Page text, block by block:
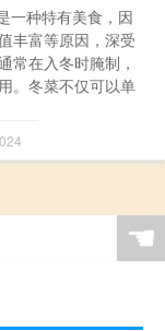
一种特有美食，因
丰富等原因，深受
常在入冬时腌制，
。冬菜不仅可以单
☚